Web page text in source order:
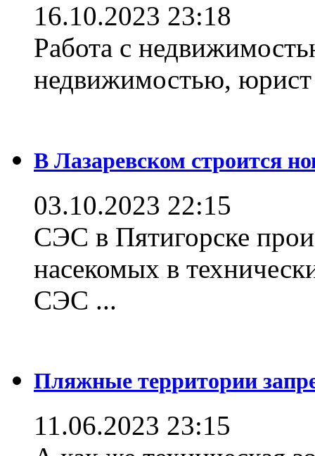
16.10.2023 23:18
Работа с
недвижимостью,
В Лазаревском строится
03.10.2023 22:15
СЭС в Пятигорске
насекомых в
СЭС ...
Пляжные территории
11.06.2023 23:15